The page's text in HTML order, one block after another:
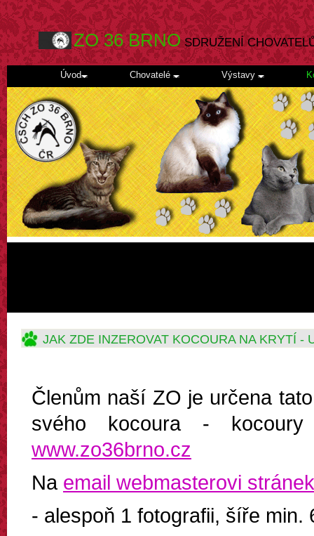
ZO 36 BRNOSDRUŽENÍ
Úvod Chovatelé Výstavy
JAK ZDE INZEROVAT KOCOURA NA KRYTÍ -
Členům naší ZO je určena
svého kocoura -
www.zo36brno.cz
Na email webmasterovi
- alespoň 1 fotografii, šíře min.